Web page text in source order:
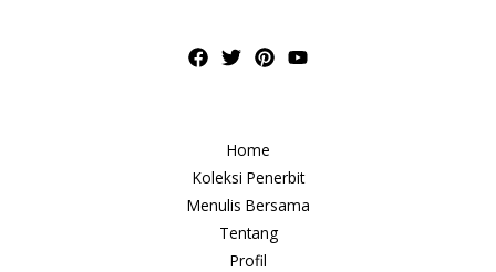
Home
Koleksi Penerbit
Menulis Bersama
Tentang
Profil